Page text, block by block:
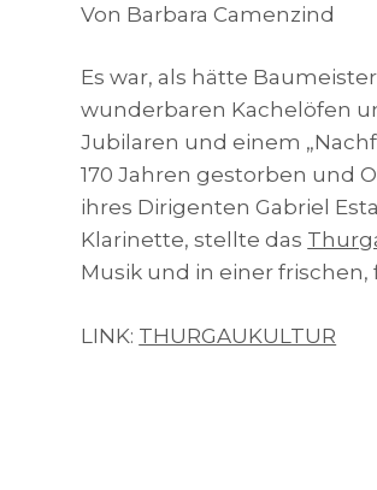
Von Barbara Camenzind
Es war, als hätte
wunderbaren Kachelöfen
Jubilaren und einem
170 Jahren gestorben und
ihres Dirigenten Gabriel
Klarinette, stellte das
Musik und in einer
LINK: THURGAUKULTUR